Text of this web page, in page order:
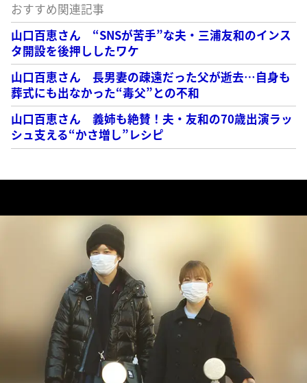
おすすめ関連記事
山口百恵さん “SNSが苦手”な夫・三浦友和のインス
タ開設を後押ししたワケ
山口百恵さん 長男妻の疎遠だった父が逝去…自身も
葬式にも出なかった“毒父”との不和
山口百恵さん 義姉も絶賛！夫・友和の70歳出演ラッ
シュ支える“かさ増し”レシピ